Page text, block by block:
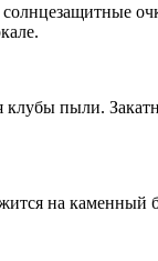
пыли.
на каменный